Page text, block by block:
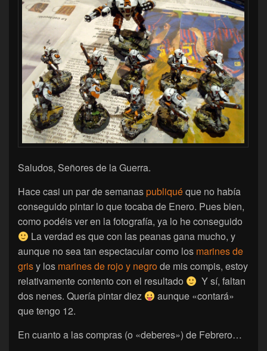
Saludos, Señores de la Guerra.
Hace casi un par de semanaspubliquéque no había
conseguido pintar lo que tocaba de Enero. Pues bien,
como podéis ver en la fotografía, ya lo he conseguido
La verdad es que con las peanas gana mucho, y
aunque no sea tan espectacular como los marines de
grisy los marines de rojo y negrode mis compis, estoy
relativamente contento con el resultado
Y sí, faltan
dos nenes. Quería pintar diez
aunque «contará»
que tengo 12.
En cuanto a las compras (o «deberes») de Febrero…